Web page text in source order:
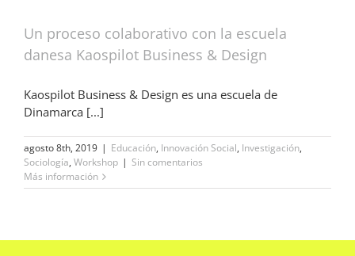
Un proceso colaborativo con la escuela
danesa Kaospilot Business & Design
Kaospilot Business & Design es una escuela de
Dinamarca [...]
agosto 8th, 2019 | Educación, Innovación Social, Investigación,
Sociología, Workshop | Sin comentarios
Más información